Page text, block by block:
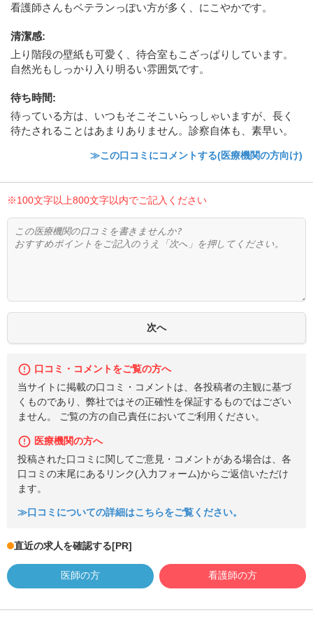
看護師さんもベテランっぽい方が多く、にこやかです。
清潔感:
上り階段の壁紙も可愛く、待合室もこざっぱりしています。
自然光もしっかり入り明るい雰囲気です。
待ち時間:
待っている方は、いつもそこそこいらっしゃいますが、長く
待たされることはあまりありません。診察自体も、素早い。
≫この口コミにコメントする(医療機関の方向け)
※100文字以上800文字以内でご記入ください
口コミ・コメントをご覧の方へ
当サイトに掲載の口コミ・コメントは、各投稿者の主観に基づ
くものであり、弊社ではその正確性を保証するものではござい
ません。 ご覧の方の自己責任においてご利用ください。
医療機関の方へ
投稿された口コミに関してご意見・コメントがある場合は、各
口コミの末尾にあるリンク(入力フォーム)からご返信いただけ
ます。
≫口コミについての詳細はこちらをご覧ください。
直近の求人を確認する[PR]
医師の方 看護師の方